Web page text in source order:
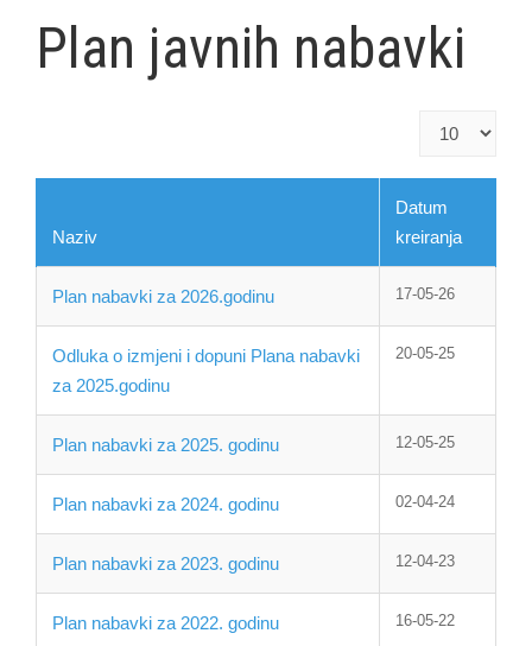
Plan javnih nabavki
Prikaz
Naziv
Datum
kreiranja
Plan nabavki za 2026.godinu 17-05-26
Odluka o izmjeni i dopuni Plana nabavki
za 2025.godinu
20-05-25
Plan nabavki za 2025. godinu 12-05-25
Plan nabavki za 2024. godinu 02-04-24
Plan nabavki za 2023. godinu 12-04-23
Plan nabavki za 2022. godinu 16-05-22